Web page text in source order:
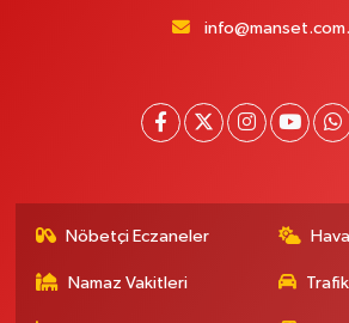
Nöbetçi Eczaneler
Namaz Vakitleri